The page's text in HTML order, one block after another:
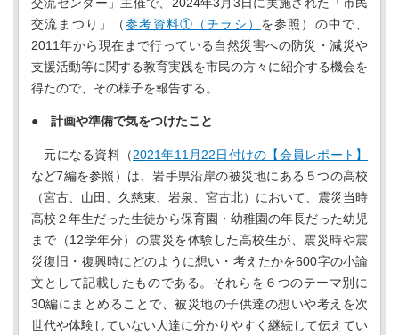
交流センター」主催で、2024年3月3日に実施された「市民
交流まつり」（参考資料①（チラシ） を参照）の中で、
2011年から現在まで行っている自然災害への防災・減災や
支援活動等に関する教育実践を市民の方々に紹介する機会を
得たので、その様子を報告する。
● 計画や準備で気をつけたこと
元になる資料（2021年11月22日付けの【会員レポート】
など7編を参照）は、岩手県沿岸の被災地にある５つの高校
（宮古、山田、久慈東、岩泉、宮古北）において、震災当時
高校２年生だった生徒から保育園・幼稚園の年長だった幼児
まで（12学年分）の震災を体験した高校生が、震災時や震
災復旧・復興時にどのように想い・考えたかを600字の小論
文として記載したものである。それらを６つのテーマ別に
30編にまとめることで、被災地の子供達の想いや考えを次
世代や体験していない人達に分かりやすく継続して伝えてい